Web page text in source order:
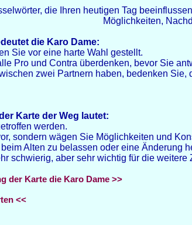
die Ihren heutigen Tag
Möglichkeiten,
die Karo Dame:
Sie vor eine harte Wahl gestellt.
Pro und Contra überdenken, bevor Sie
zwei Partnern haben, bedenken Sie,
Karte der Weg lautet:
werden.
sondern wägen Sie Möglichkeiten und
Alten zu belassen oder eine Änderung
schwierig, aber sehr wichtig für die weitere
der Karte die Karo Dame >>
<<